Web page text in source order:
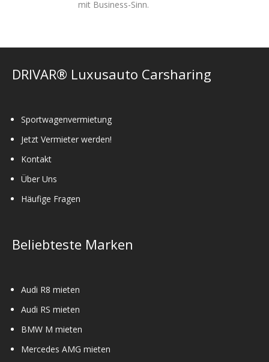
mit Business-Sinn.
DRIVAR® Luxusauto Carsharing
Sportwagenvermietung
Jetzt Vermieter werden!
Kontakt
Über Uns
Häufige Fragen
Beliebteste Marken
Audi R8 mieten
Audi RS mieten
BMW M mieten
Mercedes AMG mieten